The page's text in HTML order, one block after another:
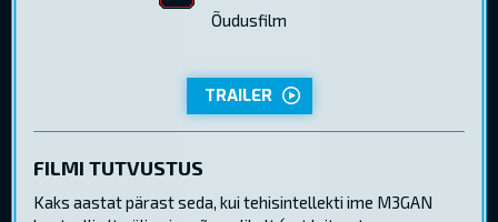
Õudusfilm
TRAILER
FILMI TUTVUSTUS
Kaks aastat pärast seda, kui tehisintellekti ime M3GAN